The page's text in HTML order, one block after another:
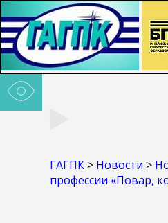
ГАГПК > Новости >
профессии «Повар,